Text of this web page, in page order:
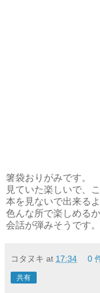
箸袋おりがみです。
見ていた楽しいで、
本を見ないで出来る
色んな所で楽しめる
会話が弾みそうです。
コタヌキ at 17:34 0
共有